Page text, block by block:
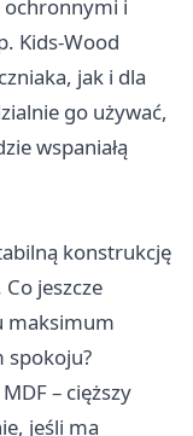
ochronnymi i
Kids-Wood
jak i dla
go używać,
wspaniałą
konstrukcję
jeszcze
maksimum
spokoju?
– cięższy
jeśli ma